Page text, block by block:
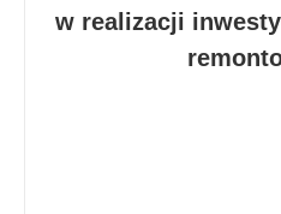
w realizacji